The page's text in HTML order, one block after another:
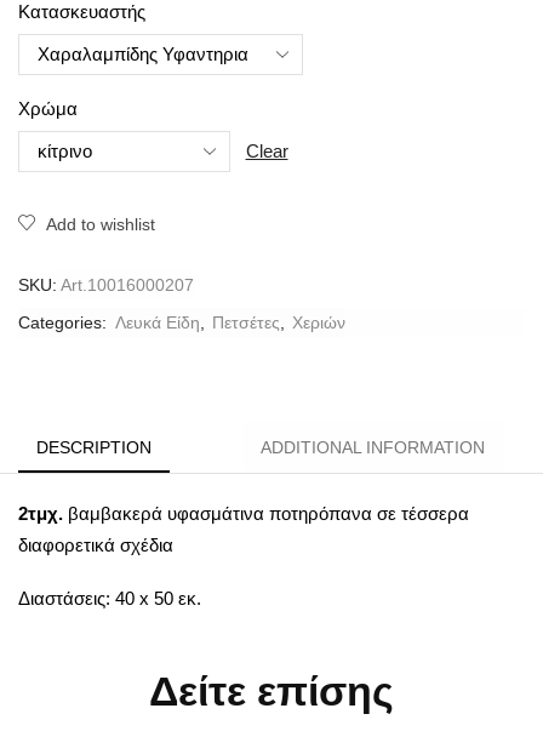
Κατασκευαστής
Χρώμα
Clear
Add to wishlist
SKU: Art.10016000207
Categories: Λευκά Είδη Πετσέτες Χεριών
DESCRIPTION ADDITIONAL INFORMATION
2τμχ. βαμβακερά υφασμάτινα ποτηρόπανα σε τέσσερα
διαφορετικά σχέδια
Διαστάσεις: 40 x 50 εκ.
Δείτε επίσης